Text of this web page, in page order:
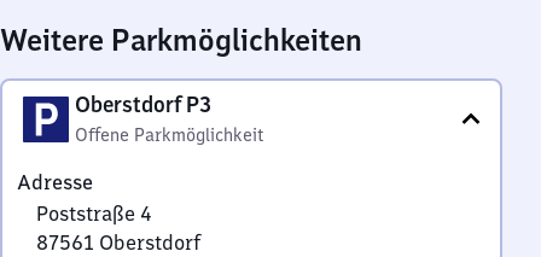
Weitere Parkmöglichkeiten
Oberstdorf P3
Offene Parkmöglichkeit
Adresse
Poststraße 4
87561 Oberstdorf